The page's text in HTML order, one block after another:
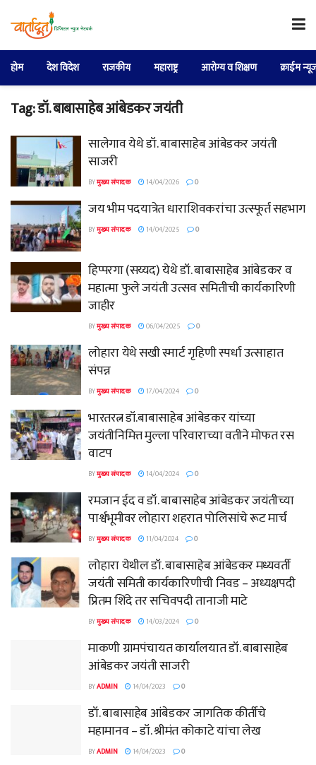
होम देश विदेश राजकीय महाराष्ट्र आरोग्य व शिक्षण क्राईम
Tag:डॉ. बाबासाहेब आंबेडकर जयंती
सालेगाव येथे डॉ. बाबासाहेब आंबेडकर जयंती
साजरी
BYमुख्य संपादक 14/04/2026 0
जय भीम पदयात्रेत धाराशिवकरांचा उत्स्फूर्त सहभाग
BYमुख्य संपादक 14/04/2025 0
हिप्परगा (सय्यद) येथे डॉ. बाबासाहेब आंबेडकर व
महात्मा फुले जयंती उत्सव समितीची कार्यकारिणी
जाहीर
BYमुख्य संपादक 06/04/2025 0
लोहारा येथे सखी स्मार्ट गृहिणी स्पर्धा उत्साहात
संपन्न
BYमुख्य संपादक 17/04/2024 0
भारतरत्न डॉ.बाबासाहेब आंबेडकर यांच्या
जयंतीनिमित्त मुल्ला परिवाराच्या वतीने मोफत रस
वाटप
BYमुख्य संपादक 14/04/2024 0
रमजान ईद व डॉ. बाबासाहेब आंबेडकर जयंतीच्या
पार्श्वभूमीवर लोहारा शहरात पोलिसांचे रूट मार्च
BYमुख्य संपादक 11/04/2024 0
लोहारा‌ येथील डॉ. बाबासाहेब आंबेडकर मध्यवर्ती
जयंती समिती कार्यकारिणीची निवड – अध्यक्षपदी
प्रितम शिंदे तर सचिवपदी तानाजी माटे
BYमुख्य संपादक 14/03/2024 0
माकणी ग्रामपंचायत कार्यालयात डॉ. बाबासाहेब
आंबेडकर जयंती साजरी
BYADMIN 14/04/2023 0
डॉ. बाबासाहेब आंबेडकर जागतिक कीर्तीचे
महामानव – डॉ. श्रीमंत कोकाटे यांचा लेख
BYADMIN 14/04/2023 0